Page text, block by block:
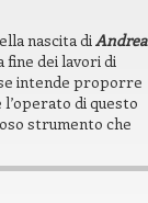
nascita diAndrea
fine dei lavori di
intende proporre
di questo
strumento che